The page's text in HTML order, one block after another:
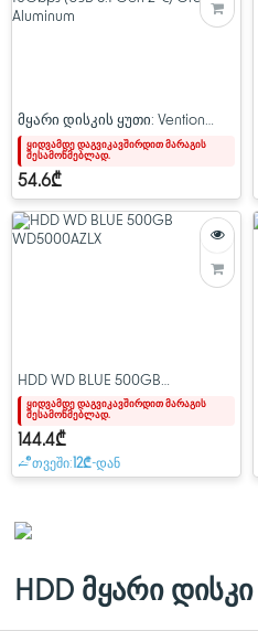
მყარი დისკის ყუთი: Vention
KPKH0 SSD M.2 NVMe Enclosure
10Gbps (USB 3.1 Gen 2-C) Gray
Aluminum
ყიდვამდე დაგვიკავშირდით მარაგის
შესამოწმებლად.
54.6₾
HDD WD BLUE 500GB
WD5000AZLX
ყიდვამდე დაგვიკავშირდით მარაგის
შესამოწმებლად.
144.4₾
თვეში: 12₾-დან
HDD მყარი დისკი